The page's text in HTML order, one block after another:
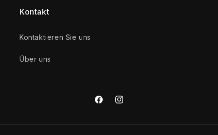
Kontakt
Kontaktieren Sie uns
Über uns
FacebookInstagram